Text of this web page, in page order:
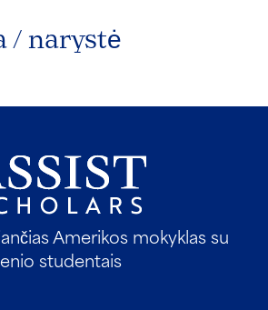
/ narystė
Amerikos mokyklas su
studentais